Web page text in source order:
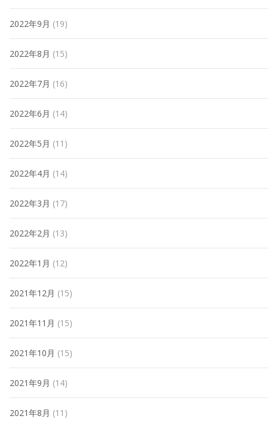
2022年9月 (19)
2022年8月 (15)
2022年7月 (16)
2022年6月 (14)
2022年5月 (11)
2022年4月 (14)
2022年3月 (17)
2022年2月 (13)
2022年1月 (12)
2021年12月 (15)
2021年11月 (15)
2021年10月 (15)
2021年9月 (14)
2021年8月 (11)